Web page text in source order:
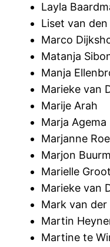
Layla
Liset van
Marco
Matanja
Manja
Marieke van
Marije Arah
Marja Agema
Marjanne
Marjon
Marielle Groot
Marieke van
Mark van der
Martin
Martine te